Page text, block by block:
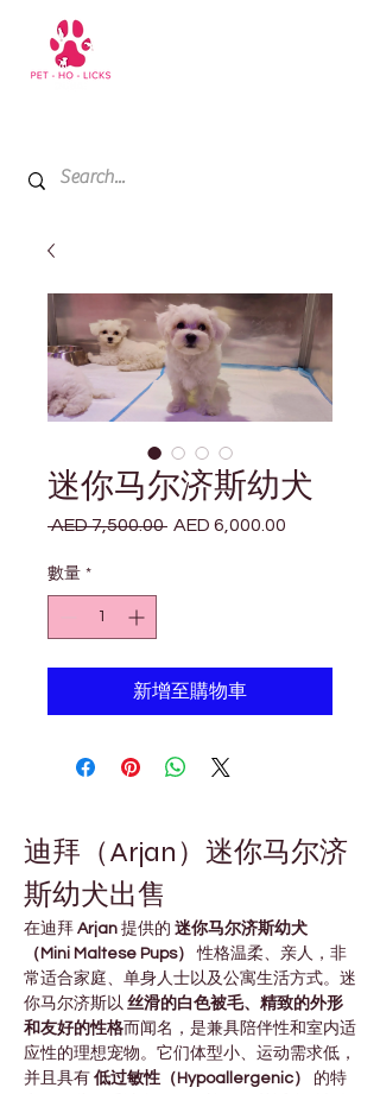
迷你马尔济斯幼犬
AED 7,500.00 一AED 6,000.00
數量 *
新增至購物車
迪拜（Arjan）迷你马尔济
斯幼犬出售
在迪拜 Arjan 提供的 迷你马尔济斯幼犬
（Mini Maltese Pups）
性格温柔、亲人，非
常适合家庭、单身人士以及公寓生活方式。迷
你马尔济斯以 丝滑的白色被毛、精致的外形
和友好的性格而闻名，是兼具陪伴性和室内适
应性的理想宠物。它们体型小、运动需求低，
并且具有 低过敏性（Hypoallergenic）
的特